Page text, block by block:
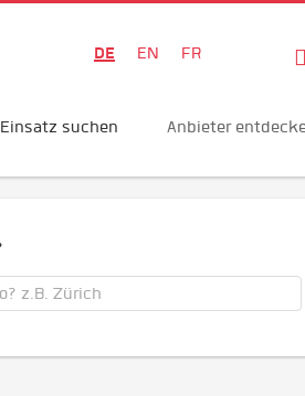
DE EN FR
Einsatz suchen Anbieter